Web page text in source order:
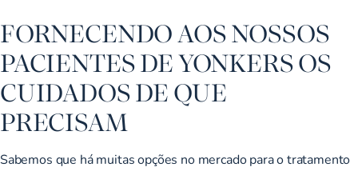
FORNECENDO AOS NOSSOS
PACIENTES DE YONKERS OS
CUIDADOS DE QUE
PRECISAM
Sabemos que há muitas opções no mercado para o tratamento